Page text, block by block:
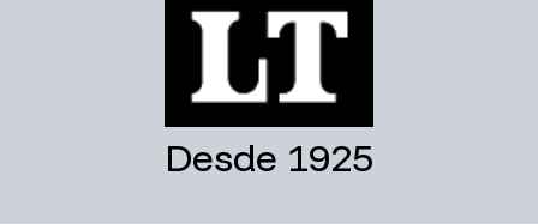
Desde 1925